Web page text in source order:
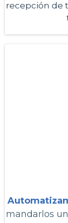
recepción de
mandarlos